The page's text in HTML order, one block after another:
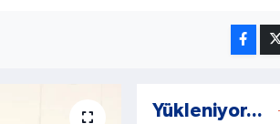
Yükleniyor...